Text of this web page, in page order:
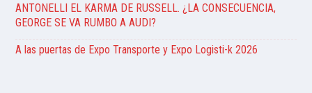
ANTONELLI EL KARMA DE RUSSELL. ¿LA CONSECUENCIA,
GEORGE SE VA RUMBO A AUDI?
A las puertas de Expo Transporte y Expo Logisti-k 2026